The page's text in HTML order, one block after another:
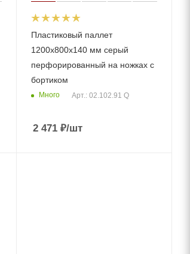
Пластиковый паллет
1200x800x140 мм серый
перфорированный на ножках с
бортиком
Много Арт.: 02.102.91 Q
2 471 ₽/шт